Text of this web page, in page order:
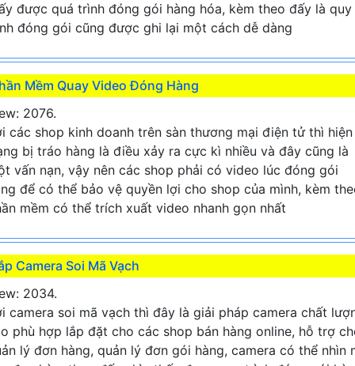
được quá trình đóng gói hàng hóa, kèm theo đấy là quy
đóng gói cũng được ghi lại một cách dễ dàng
Mềm Quay Video Đóng Hàng
2076.
các shop kinh doanh trên sàn thương mại điện tử thì hiện
bị tráo hàng là điều xảy ra cực kì nhiều và đây cũng là
vấn nạn, vậy nên các shop phải có video lúc đóng gói
để có thể bảo vệ quyền lợi cho shop của mình, kèm
mềm có thể trích xuất video nhanh gọn nhất
Camera Soi Mã Vạch
2034.
camera soi mã vạch thì đây là giải pháp camera chất
phù hợp lắp đặt cho các shop bán hàng online, hỗ trợ
lý đơn hàng, quản lý đơn gói hàng, camera có thể nhìn